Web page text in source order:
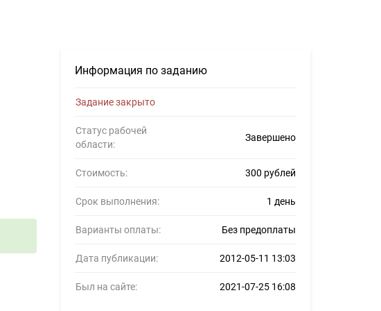
Информация по заданию
Задание закрыто
Статус рабочей
области:
Завершено
Стоимость: 300 рублей
Срок выполнения: 1 день
Варианты оплаты: Без предоплаты
Дата публикации: 2012-05-11 13:03
Был на сайте: 2021-07-25 16:08